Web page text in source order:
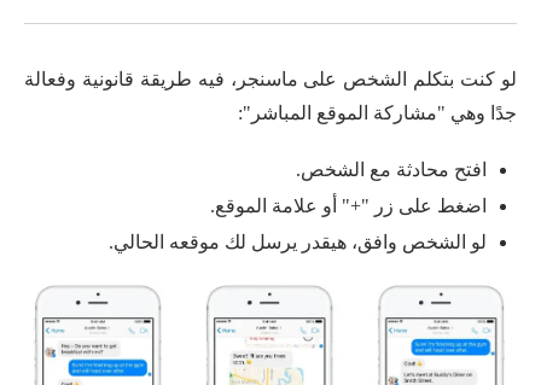
لو كنت بتكلم الشخص على ماسنجر، فيه طريقة قانونية وفعالة
جدًا وهي "مشاركة الموقع المباشر":
افتح محادثة مع الشخص.
اضغط على زر "+" أو علامة الموقع.
لو الشخص وافق، هيقدر يرسل لك موقعه الحالي.